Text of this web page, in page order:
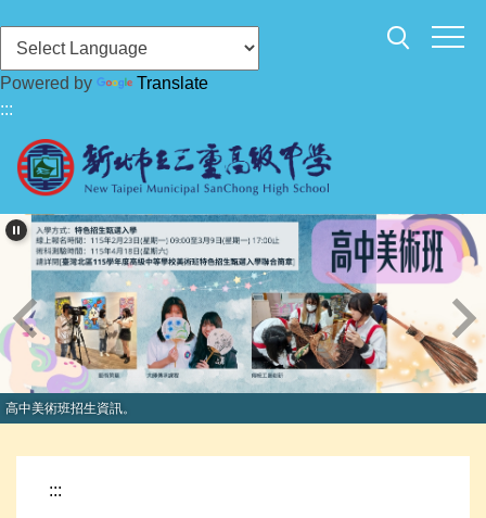
到
主
要
內
容
區
Powered by
Translate
:::
高中美術班招生資訊。
:::